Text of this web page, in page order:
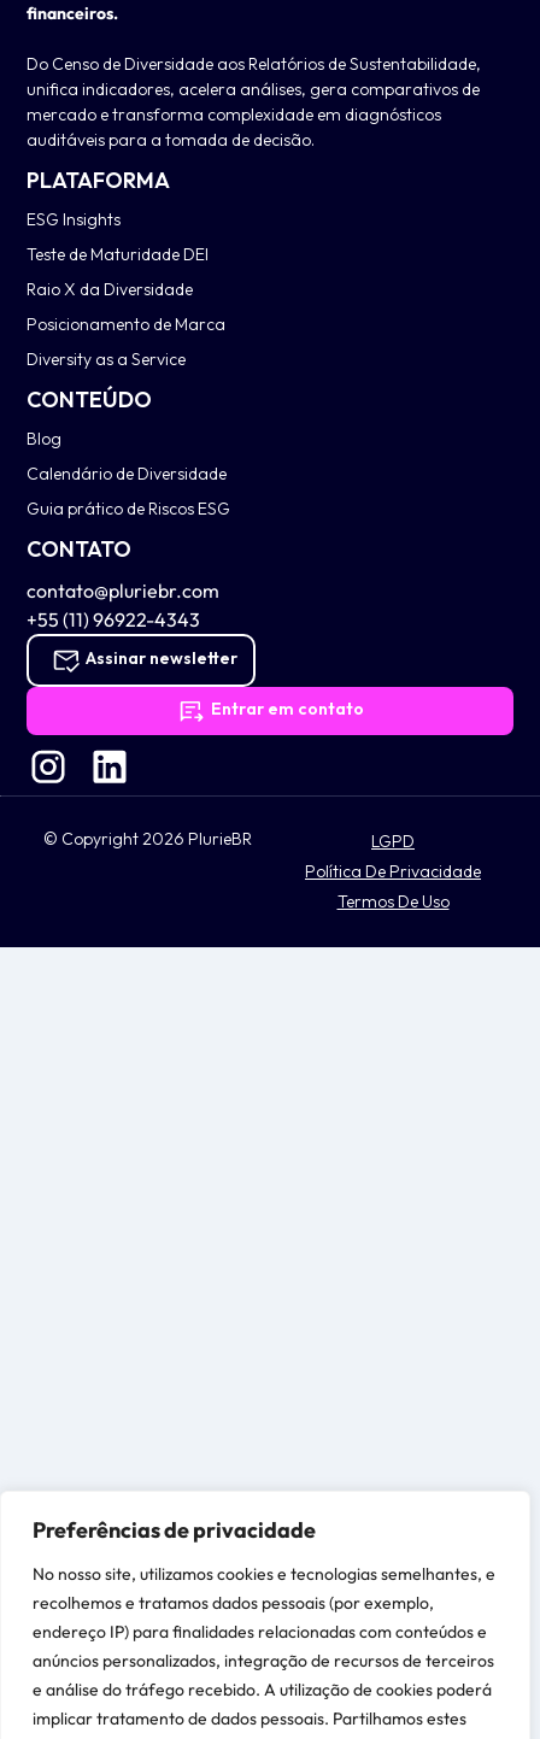
Preferências de privacidade
No nosso site, utilizamos cookies e tecnologias semelhantes, e
recolhemos e tratamos dados pessoais (por exemplo,
endereço IP) para finalidades relacionadas com conteúdos e
anúncios personalizados, integração de recursos de terceiros
e análise do tráfego recebido. A utilização de cookies poderá
implicar tratamento de dados pessoais. Partilhamos estes
financeiros.
Do Censo de Diversidade aos Relatórios de Sustentabilidade,
unifica indicadores, acelera análises, gera comparativos de
mercado e transforma complexidade em diagnósticos
auditáveis para a tomada de decisão.
PLATAFORMA
ESG Insights
Teste de Maturidade DEI
Raio X da Diversidade
Posicionamento de Marca
Diversity as a Service
CONTEÚDO
Blog
Calendário de Diversidade
Guia prático de Riscos ESG
CONTATO
contato@pluriebr.com
+55 (11) 96922-4343
Assinar newsletter
Entrar em contato
© Copyright 2026 PlurieBR
LGPD
Política De Privacidade
Termos De Uso